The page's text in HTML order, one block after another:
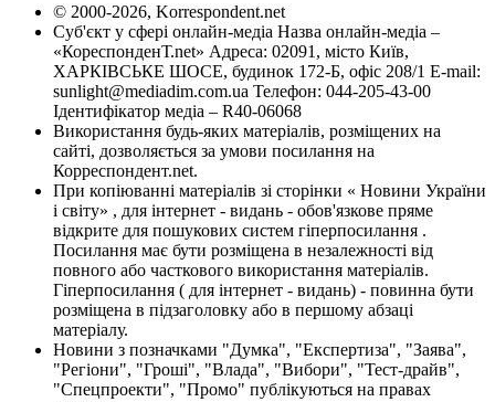
© 2000-2026, Korrespondent.net
Суб'єкт у сфері онлайн-медіа Назва онлайн-медіа –
«КореспонденТ.net» Адреса: 02091, місто Київ,
ХАРКІВСЬКЕ ШОСЕ, будинок 172-Б, офіс 208/1 E-mail:
sunlight@mediadim.com.ua Телефон: 044-205-43-00
Ідентифікатор медіа – R40-06068
Використання будь-яких матеріалів, розміщених на
сайті, дозволяється за умови посилання на
Корреспондент.net.
При копіюванні матеріалів зі сторінки « Новини України
і світу» , для інтернет - видань - обов'язкове пряме
відкрите для пошукових систем гіперпосилання .
Посилання має бути розміщена в незалежності від
повного або часткового використання матеріалів.
Гіперпосилання ( для інтернет - видань) - повинна бути
розміщена в підзаголовку або в першому абзаці
матеріалу.
Новини з позначками "Думка", "Експертиза", "Заява",
"Регіони", "Гроші", "Влада", "Вибори", "Тест-драйв",
"Спецпроекти", "Промо" публікуються на правах